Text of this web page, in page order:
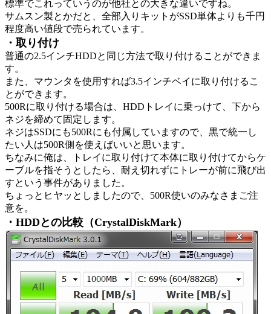
標準でこれっていうのが他社との大きな違いですね。
サムスン製とかだと、全部入りキットがSSD単体よりも千円
程度高い値段で売られています。
・取り付け
普通の2.5インチHDDと同じ方法で取り付けることができま
す。
また、マウンタを使用すれば3.5インチベイに取り付けるこ
とができます。
500Rに取り付ける場合は、HDDトレイに乗っけて、下から
ネジを締めて固定します。
ネジはSSDにも500Rにも付属していますので、黒で統一し
たい人は500R側を使えばいいと思います。
ちなみに俺は、トレイに取り付けて本体に取り付けてからケ
ーブルを指そうとしたら、耐え切れずにトレーが前に飛び出
すという事件がありました。
ちょっとヒヤッとしましたので、500R使いのみなさまご注
意を。
・HDDとの比較（CrystalDiskMark）